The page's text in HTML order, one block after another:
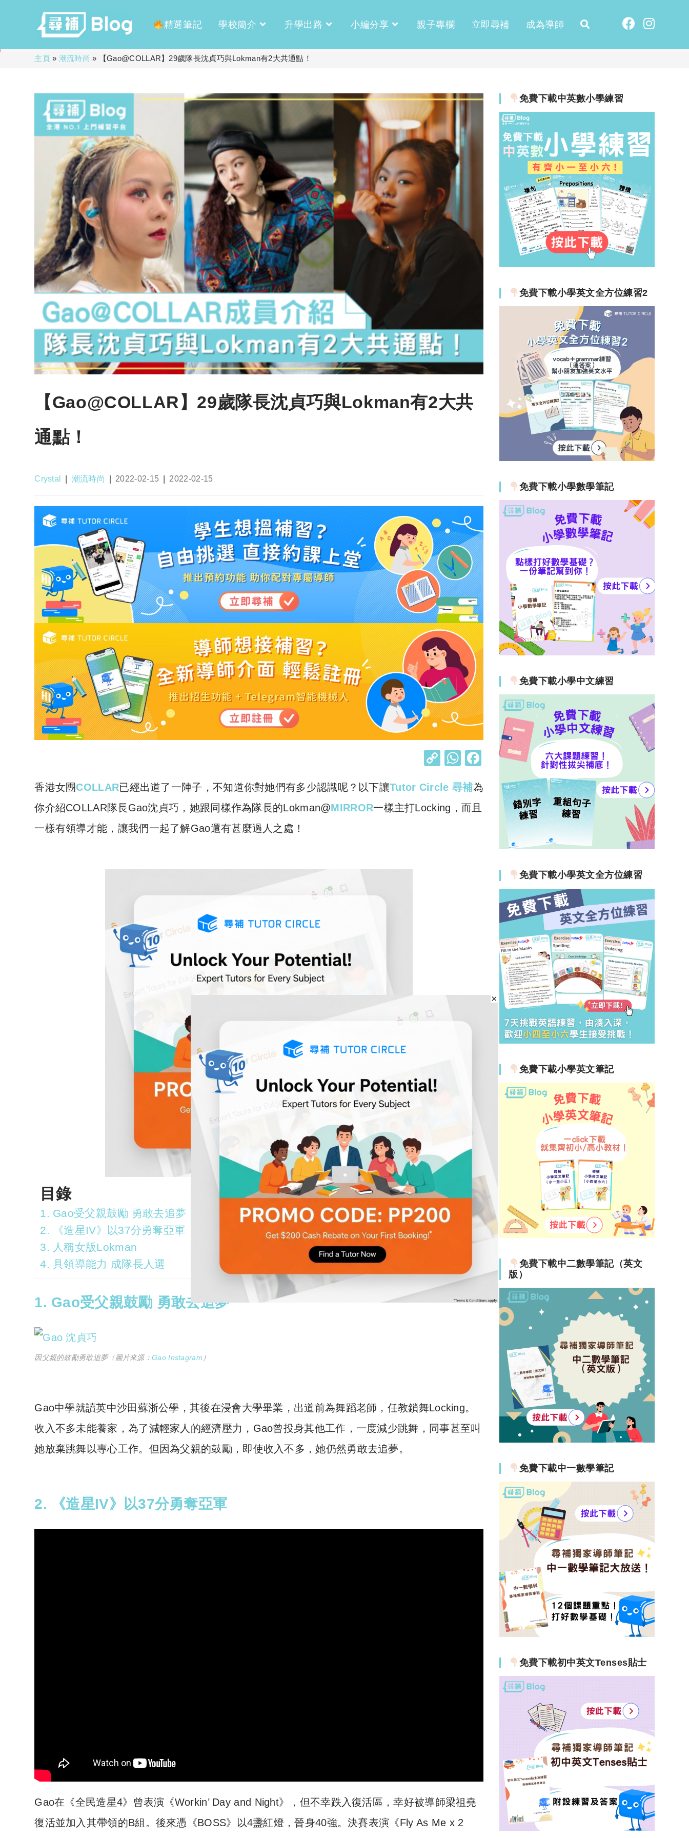
精選筆記 學校簡介 升學出路 小編分享 親子專欄 立即尋補 成為導師
主頁» 潮流時尚 » 【Gao@COLLAR】29歲隊長沈貞巧與Lokman有2大共通點！
【Gao@COLLAR】29歲隊長沈貞巧與Lokman有2大共
通點！
Post
Crystal
Post
潮流時尚
Post
2022-02-15
Post
2022-02-15
C
p
y
W
at
s
香港女團COLLAR已經出道了一陣子，不知道你對她們有多少認識呢？以下讓Tutor Circle 尋補為
你介紹COLLAR隊長Gao沈貞巧，她跟同樣作為隊長的Lokman@MIRROR一樣主打Locking，而且
一樣有領導才能，讓我們一起了解Gao還有甚麼過人之處！
目錄
1. Gao受父親鼓勵 勇敢去追夢
2. 《造星IV》以37分勇奪亞軍
3. 人稱女版Lokman
4. 具領導能力 成隊長人選
1. Gao受父親鼓勵 勇敢去追夢
因父親的鼓勵勇敢追夢（圖片來源：Gao Instagram ）
Gao中學就讀英中沙田蘇浙公學，其後在浸會大學畢業，出道前為舞蹈老師，任教鎖舞Locking。
收入不多未能養家，為了減輕家人的經濟壓力，Gao曾投身其他工作，一度減少跳舞，同事甚至叫
她放棄跳舞以專心工作。但因為父親的鼓勵，即使收入不多，她仍然勇敢去追夢。
2. 《造星IV》以37分勇奪亞軍
Gao在《全民造星4》曾表演《Workin’ Day and Night》，但不幸跌入復活區，幸好被導師梁祖堯
復活並加入其帶領的B組。後來憑《BOSS》以4盞紅燈，晉身40強。決賽表演《Fly As Me x 2
免費下載中英數小學練習
免費下載小學英文全方位練習2
免費下載小學數學筆記
免費下載小學中文練習
免費下載小學英文全方位練習
免費下載小學英文筆記
免費下載中二數學筆記（英文
版）
免費下載中一數學筆記
免費下載初中英文Tenses貼士